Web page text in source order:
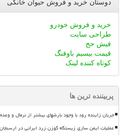
دوستان خرید و فروش حیوان خانگی
خرید و فروش خودرو
طراحی سایت
فیش حج
قیمت بیسیم باوفنگ
کوتاه کننده لینک
پربیننده ترین ها
جریان زاینده رود با وجود بارشهای بیشتر از نرمال و
عملیات ایمن سازی زیستگاه گوزن زرد ایرانی در ارسنجان